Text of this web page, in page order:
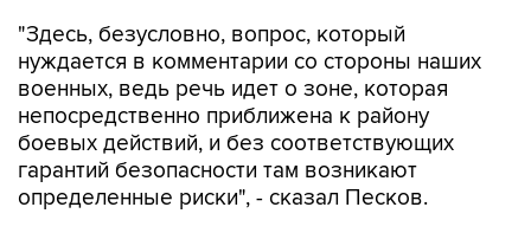
"Здесь, безусловно, вопрос, который
нуждается в комментарии со стороны наших
военных, ведь речь идет о зоне, которая
непосредственно приближена к району
боевых действий, и без соответствующих
гарантий безопасности там возникают
определенные риски", - сказал Песков.